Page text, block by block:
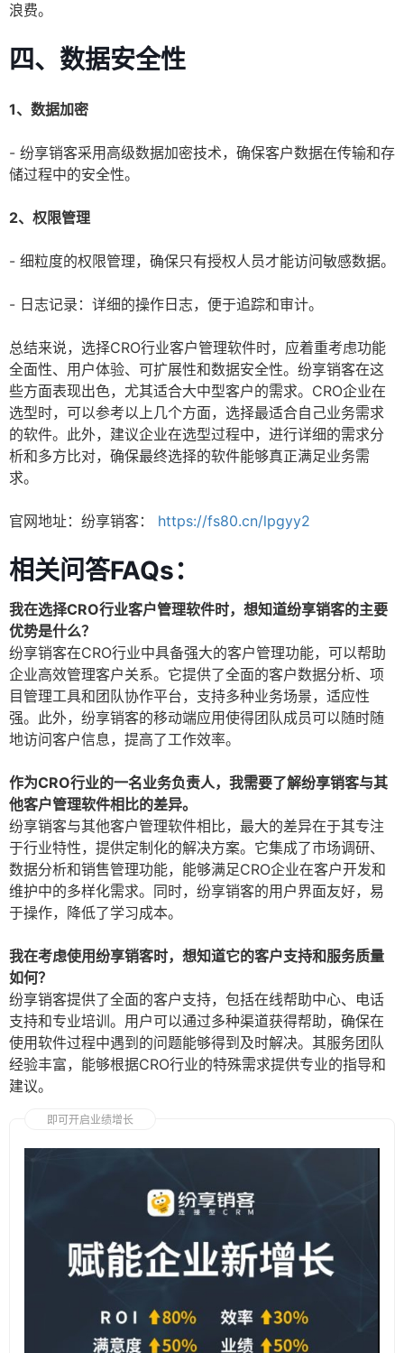
浪费。
四、数据安全性
1、数据加密
- 纷享销客采用高级数据加密技术，确保客户数据在传输和存
储过程中的安全性。
2、权限管理
- 细粒度的权限管理，确保只有授权人员才能访问敏感数据。
- 日志记录：详细的操作日志，便于追踪和审计。
总结来说，选择CRO行业客户管理软件时，应着重考虑功能
全面性、用户体验、可扩展性和数据安全性。纷享销客在这
些方面表现出色，尤其适合大中型客户的需求。CRO企业在
选型时，可以参考以上几个方面，选择最适合自己业务需求
的软件。此外，建议企业在选型过程中，进行详细的需求分
析和多方比对，确保最终选择的软件能够真正满足业务需
求。
官网地址：纷享销客： https://fs80.cn/lpgyy2
相关问答FAQs：
我在选择CRO行业客户管理软件时，想知道纷享销客的主要
优势是什么？
纷享销客在CRO行业中具备强大的客户管理功能，可以帮助
企业高效管理客户关系。它提供了全面的客户数据分析、项
目管理工具和团队协作平台，支持多种业务场景，适应性
强。此外，纷享销客的移动端应用使得团队成员可以随时随
地访问客户信息，提高了工作效率。
作为CRO行业的一名业务负责人，我需要了解纷享销客与其
他客户管理软件相比的差异。
纷享销客与其他客户管理软件相比，最大的差异在于其专注
于行业特性，提供定制化的解决方案。它集成了市场调研、
数据分析和销售管理功能，能够满足CRO企业在客户开发和
维护中的多样化需求。同时，纷享销客的用户界面友好，易
于操作，降低了学习成本。
我在考虑使用纷享销客时，想知道它的客户支持和服务质量
如何？
纷享销客提供了全面的客户支持，包括在线帮助中心、电话
支持和专业培训。用户可以通过多种渠道获得帮助，确保在
使用软件过程中遇到的问题能够得到及时解决。其服务团队
经验丰富，能够根据CRO行业的特殊需求提供专业的指导和
建议。
即可开启业绩增长